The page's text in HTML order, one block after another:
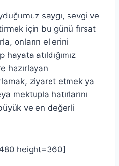
saygı, sevgi ve
için bu günü fırsat
onların ellerini
atıldığımız
hazırlayan
ziyaret etmek ya
mektupla hatırlarını
ve en değerli
height=360]